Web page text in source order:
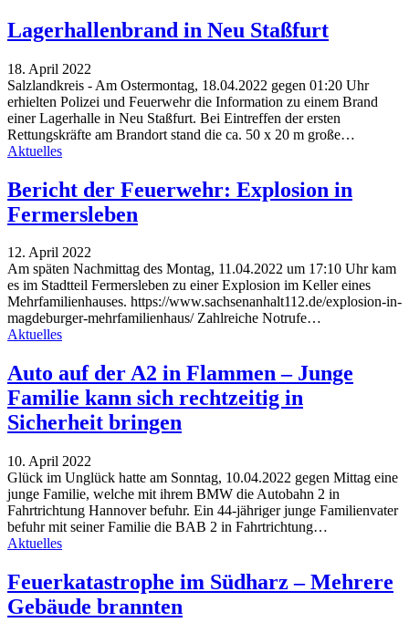
Lagerhallenbrand in Neu Staßfurt
18. April 2022
Salzlandkreis - Am Ostermontag, 18.04.2022 gegen 01:20 Uhr
erhielten Polizei und Feuerwehr die Information zu einem Brand
einer Lagerhalle in Neu Staßfurt. Bei Eintreffen der ersten
Rettungskräfte am Brandort stand die ca. 50 x 20 m große…
Aktuelles
Bericht der Feuerwehr: Explosion in
Fermersleben
12. April 2022
Am späten Nachmittag des Montag, 11.04.2022 um 17:10 Uhr kam
es im Stadtteil Fermersleben zu einer Explosion im Keller eines
Mehrfamilienhauses. https://www.sachsenanhalt112.de/explosion-in-
magdeburger-mehrfamilienhaus/ Zahlreiche Notrufe…
Aktuelles
Auto auf der A2 in Flammen – Junge
Familie kann sich rechtzeitig in
Sicherheit bringen
10. April 2022
Glück im Unglück hatte am Sonntag, 10.04.2022 gegen Mittag eine
junge Familie, welche mit ihrem BMW die Autobahn 2 in
Fahrtrichtung Hannover befuhr. Ein 44-jähriger junge Familienvater
befuhr mit seiner Familie die BAB 2 in Fahrtrichtung…
Aktuelles
Feuerkatastrophe im Südharz – Mehrere
Gebäude brannten